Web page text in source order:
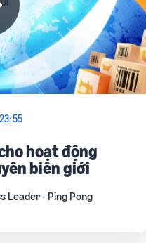
23: 55
hoạt động
biên giới
Leader - Ping Pong